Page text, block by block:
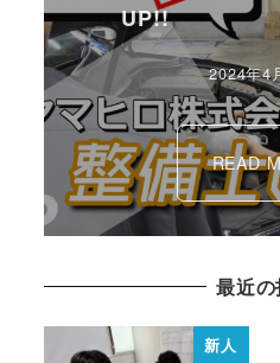
UP!!
2024年4
READ
最近
新人